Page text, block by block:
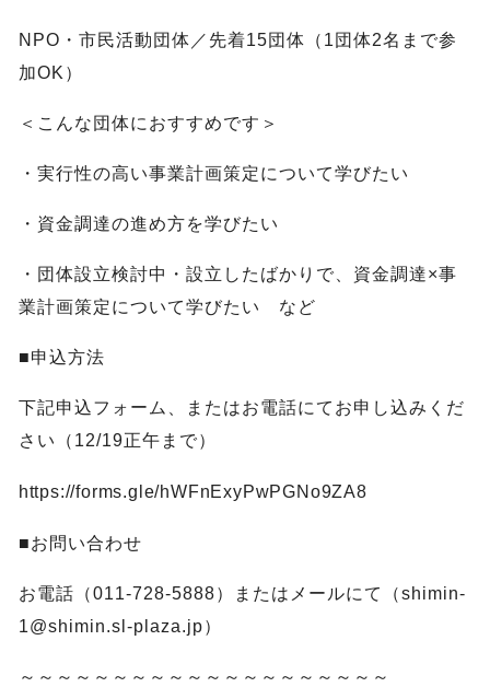
NPO・市民活動団体／先着15団体（1団体2名まで参
加OK）
＜こんな団体におすすめです＞
・実行性の高い事業計画策定について学びたい
・資金調達の進め方を学びたい
・団体設立検討中・設立したばかりで、資金調達×事
業計画策定について学びたい など
■申込方法
下記申込フォーム、またはお電話にてお申し込みくだ
さい（12/19正午まで）
https://forms.gle/hWFnExyPwPGNo9ZA8
■お問い合わせ
お電話（011-728-5888）またはメールにて（shimin-
1@shimin.sl-plaza.jp）
～～～～～～～～～～～～～～～～～～～～